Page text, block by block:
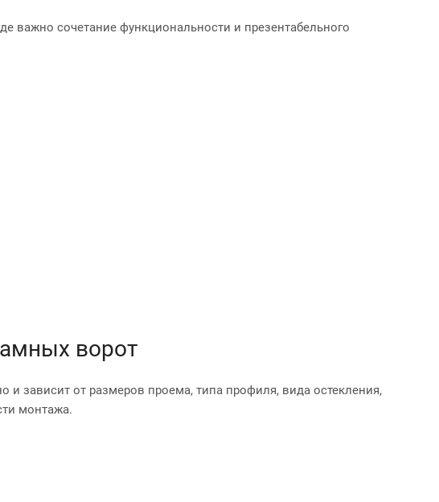
важно сочетание функциональности и презентабельного
ворот
зависит от размеров проема, типа профиля, вида остекления,
монтажа.